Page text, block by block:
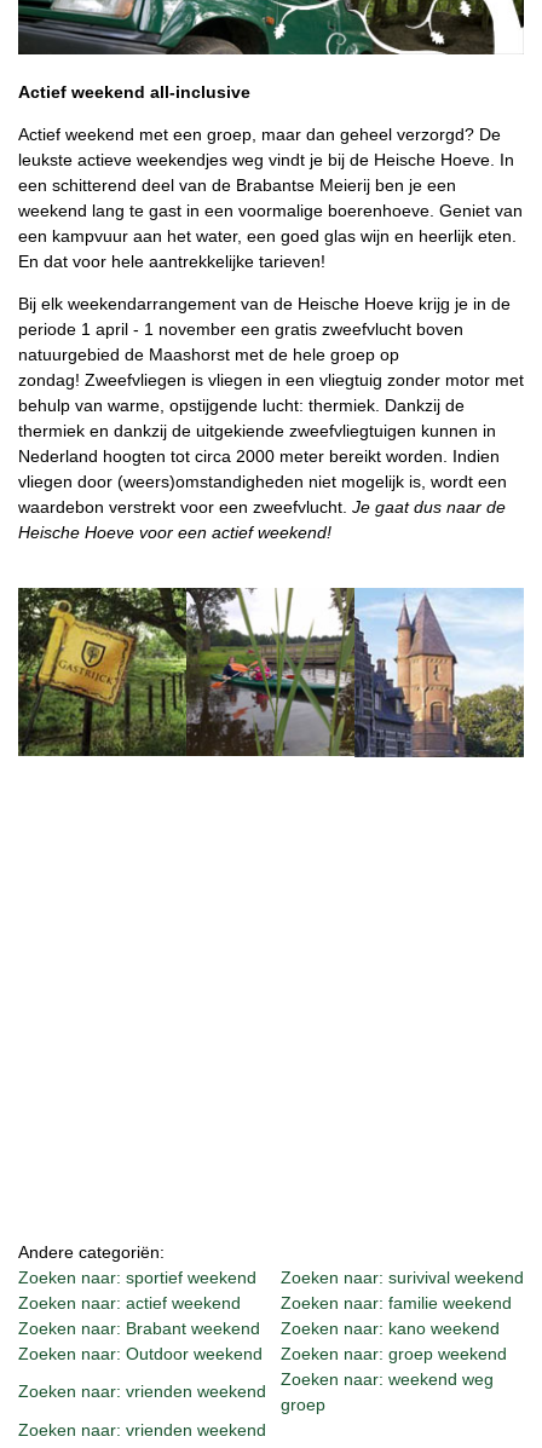
Actief weekend all-inclusive
Actief weekend met een groep, maar dan geheel verzorgd? De
leukste actieve weekendjes weg vindt je bij de Heische Hoeve. In
een schitterend deel van de Brabantse Meierij ben je een
weekend lang te gast in een voormalige boerenhoeve. Geniet van
een kampvuur aan het water, een goed glas wijn en heerlijk eten.
En dat voor hele aantrekkelijke tarieven!
Bij elk weekendarrangement van de Heische Hoeve krijg je in de
periode 1 april - 1 november een gratis zweefvlucht boven
natuurgebied de Maashorst met de hele groep op
zondag! Zweefvliegen is vliegen in een vliegtuig zonder motor met
behulp van warme, opstijgende lucht: thermiek. Dankzij de
thermiek en dankzij de uitgekiende zweefvliegtuigen kunnen in
Nederland hoogten tot circa 2000 meter bereikt worden. Indien
vliegen door (weers)omstandigheden niet mogelijk is, wordt een
waardebon verstrekt voor een zweefvlucht. Je gaat dus naar de
Heische Hoeve voor een actief weekend!
Andere categoriën:
Zoeken naar: sportief weekend
Zoeken naar: surivival weekend
Zoeken naar: actief weekend
Zoeken naar: familie weekend
Zoeken naar: Brabant weekend
Zoeken naar: kano weekend
Zoeken naar: Outdoor weekend
Zoeken naar: groep weekend
Zoeken naar: vrienden weekend
Zoeken naar: weekend weg
groep
Zoeken naar: vrienden weekend